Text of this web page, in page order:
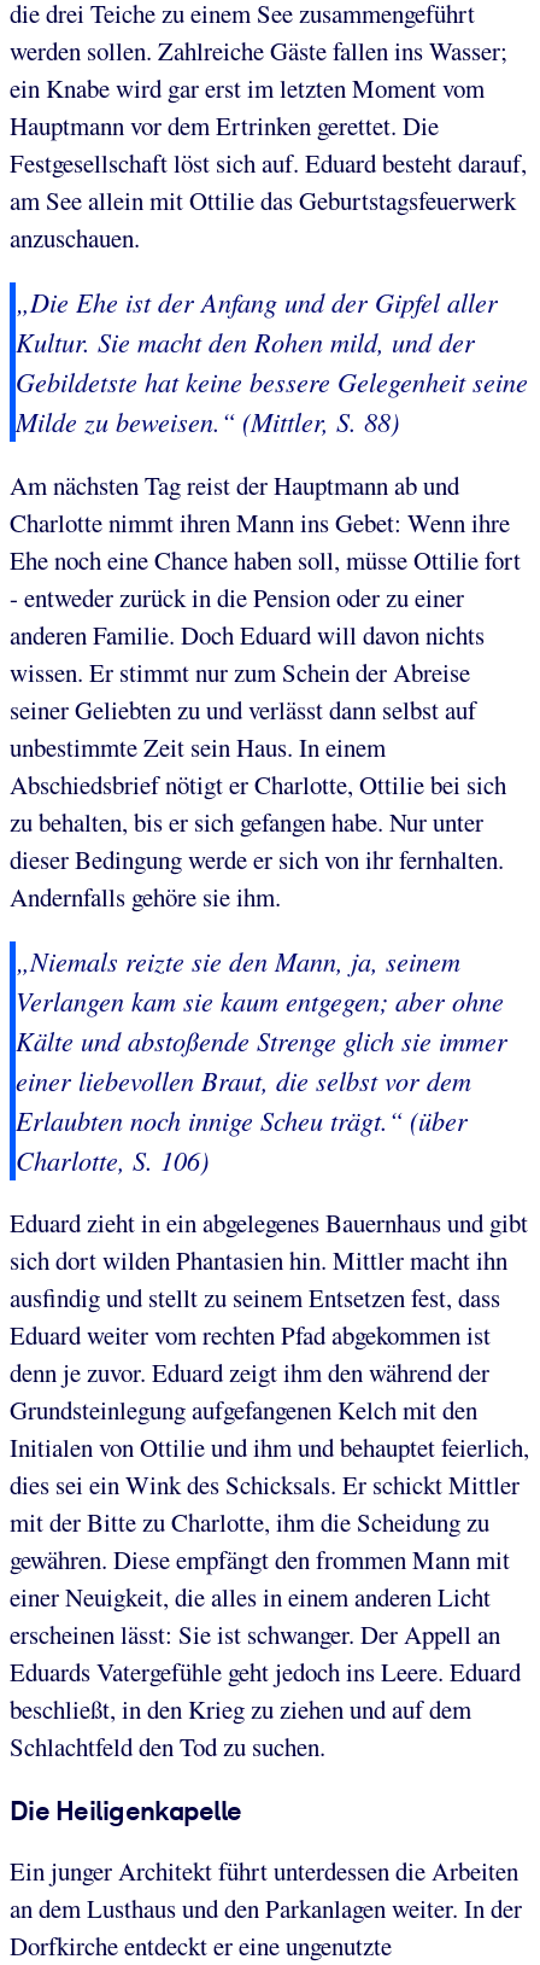
die drei Teiche zu einem See zusammengeführt
werden sollen. Zahlreiche Gäste fallen ins Wasser;
ein Knabe wird gar erst im letzten Moment vom
Hauptmann vor dem Ertrinken gerettet. Die
Festgesellschaft löst sich auf. Eduard besteht darauf,
am See allein mit Ottilie das Geburtstagsfeuerwerk
anzuschauen.
„Die Ehe ist der Anfang und der Gipfel aller
Kultur. Sie macht den Rohen mild, und der
Gebildetste hat keine bessere Gelegenheit seine
Milde zu beweisen.“ (Mittler, S. 88)
Am nächsten Tag reist der Hauptmann ab und
Charlotte nimmt ihren Mann ins Gebet: Wenn ihre
Ehe noch eine Chance haben soll, müsse Ottilie fort
- entweder zurück in die Pension oder zu einer
anderen Familie. Doch Eduard will davon nichts
wissen. Er stimmt nur zum Schein der Abreise
seiner Geliebten zu und verlässt dann selbst auf
unbestimmte Zeit sein Haus. In einem
Abschiedsbrief nötigt er Charlotte, Ottilie bei sich
zu behalten, bis er sich gefangen habe. Nur unter
dieser Bedingung werde er sich von ihr fernhalten.
Andernfalls gehöre sie ihm.
„Niemals reizte sie den Mann, ja, seinem
Verlangen kam sie kaum entgegen; aber ohne
Kälte und abstoßende Strenge glich sie immer
einer liebevollen Braut, die selbst vor dem
Erlaubten noch innige Scheu trägt.“ (über
Charlotte, S. 106)
Eduard zieht in ein abgelegenes Bauernhaus und gibt
sich dort wilden Phantasien hin. Mittler macht ihn
ausfindig und stellt zu seinem Entsetzen fest, dass
Eduard weiter vom rechten Pfad abgekommen ist
denn je zuvor. Eduard zeigt ihm den während der
Grundsteinlegung aufgefangenen Kelch mit den
Initialen von Ottilie und ihm und behauptet feierlich,
dies sei ein Wink des Schicksals. Er schickt Mittler
mit der Bitte zu Charlotte, ihm die Scheidung zu
gewähren. Diese empfängt den frommen Mann mit
einer Neuigkeit, die alles in einem anderen Licht
erscheinen lässt: Sie ist schwanger. Der Appell an
Eduards Vatergefühle geht jedoch ins Leere. Eduard
beschließt, in den Krieg zu ziehen und auf dem
Schlachtfeld den Tod zu suchen.
Die Heiligenkapelle
Ein junger Architekt führt unterdessen die Arbeiten
an dem Lusthaus und den Parkanlagen weiter. In der
Dorfkirche entdeckt er eine ungenutzte